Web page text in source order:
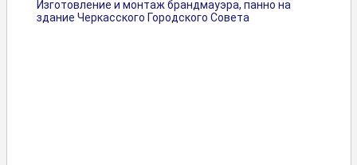
Изготовление и монтаж брандмауэра, панно на
здание Черкасского Городского Совета